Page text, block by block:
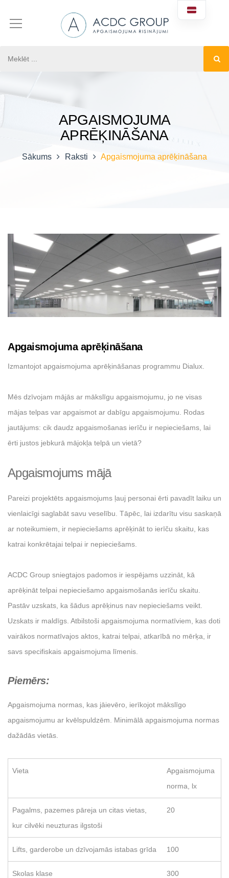
APGAISMOJUMA
APRĒĶINĀŠANA
Sākums Raksti Apgaismojuma aprēķināšana
Apgaismojuma aprēķināšana
Izmantojot apgaismojuma aprēķināšanas programmu Dialux.
Mēs dzīvojam mājās ar mākslīgu apgaismojumu, jo ne visas
mājas telpas var apgaismot ar dabīgu apgaismojumu. Rodas
jautājums: cik daudz apgaismošanas ierīču ir nepieciešams, lai
ērti justos jebkurā mājokļa telpā un vietā?
Apgaismojums mājā
Pareizi projektēts apgaismojums ļauj personai ērti pavadīt laiku un
vienlaicīgi saglabāt savu veselību. Tāpēc, lai izdarītu visu saskaņā
ar noteikumiem, ir nepieciešams aprēķināt to ierīču skaitu, kas
katrai konkrētajai telpai ir nepieciešams.
ACDC Group sniegtajos padomos ir iespējams uzzināt, kā
aprēķināt telpai nepieciešamo apgaismošanās ierīču skaitu.
Pastāv uzskats, ka šādus aprēķinus nav nepieciešams veikt.
Uzskats ir maldīgs. Atbilstoši apgaismojuma normatīviem, kas doti
vairākos normatīvajos aktos, katrai telpai, atkarībā no mērķa, ir
savs specifiskais apgaismojuma līmenis.
Piemērs:
Apgaismojuma normas, kas jāievēro, ierīkojot mākslīgo
apgaismojumu ar kvēlspuldzēm. Minimālā apgaismojuma normas
dažādās vietās.
Vieta
Apgaismojuma
norma, lx
Pagalms, pazemes pāreja un citas vietas,
kur cilvēki neuzturas ilgstoši
20
Lifts, garderobe un dzīvojamās istabas grīda 100
Skolas klase 300